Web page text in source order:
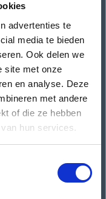
advertenties te
media te bieden
Ook delen we
site met onze
en analyse. Deze
met andere
of die ze hebben
hun services.
Gesloten
Plan je route
Gesloten
- 12:30 & 13:00 - 17:00